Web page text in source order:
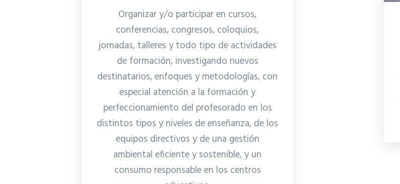
Organizar y/o participar en cursos,
conferencias, congresos, coloquios,
jornadas, talleres y todo tipo de actividades
de formación, investigando nuevos
destinatarios, enfoques y metodologías, con
especial atención a la formación y
perfeccionamiento del profesorado en los
distintos tipos y niveles de enseñanza, de los
equipos directivos y de una gestión
ambiental eficiente y sostenible, y un
consumo responsable en los centros